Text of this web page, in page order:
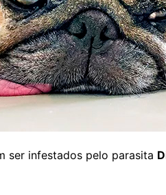
ser infestados pelo parasita